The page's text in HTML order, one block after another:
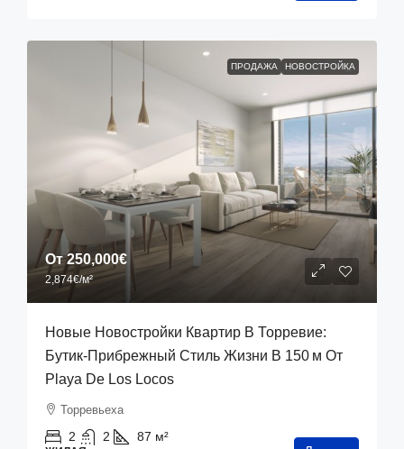
ПРОДАЖА НОВОСТРОЙКА
От250,000€
2,874€/м²
Новые Новостройки Квартир В Торревие:
Бутик‑прибрежный Стиль Жизни В 150 М От
Playa De Los Locos
Торревьеха
2 2 87 м²